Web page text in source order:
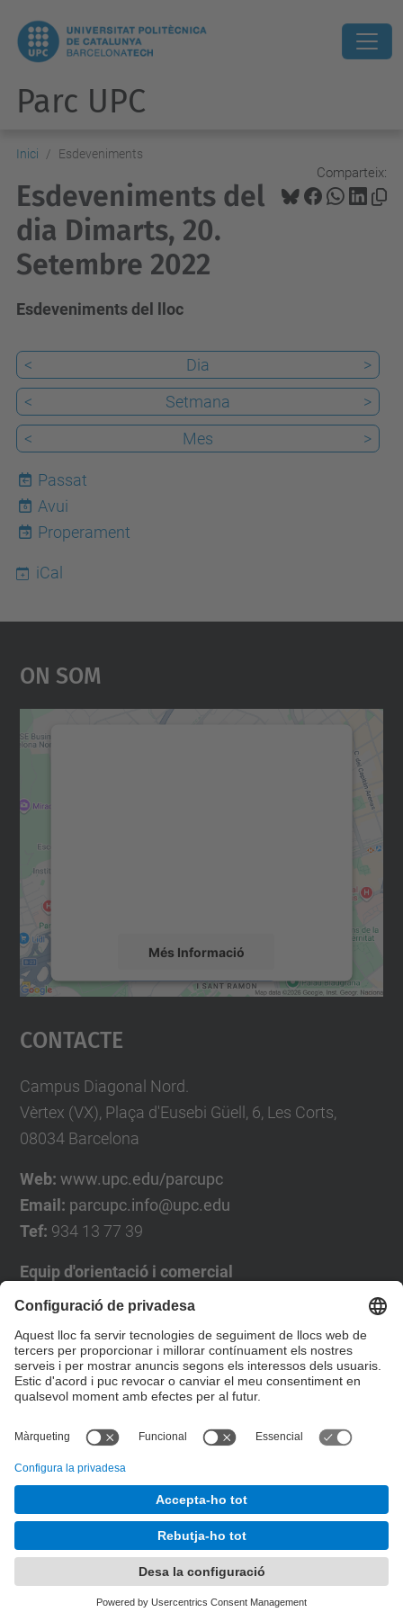
Parc UPC
Inici Esdeveniments
Comparteix:
Esdeveniments del
dia Dimarts, 20.
Setembre 2022
Esdeveniments del lloc
< Dia
>
<
Setmana
>
<
Mes >
Passat
6
Avui
Properament
iCal
On Som
Més Informació
Accepta
powered by
Contacte
Campus Diagonal Nord.
Vèrtex (VX), Plaça d'Eusebi Güell, 6, Les Corts,
08034 Barcelona
Web: www.upc.edu/parcupc
Email: parcupc.info@upc.edu
Tef: 934 13 77 39
Equip d'orientació i comercial
José Luís Grande
Tel. 93 4137194
jose.luis.grande@upc.edu
Formulari de contacte
Desenvolupat amb